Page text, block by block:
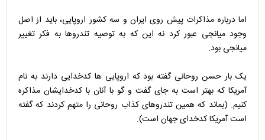
اما درباره مذاکرات پیش روی ایران و سه کشور اروپایی، باید از اصل
وجود میانجی عبور کرد نه این که به توصیه تندروها به فکر تغییر
میانجی بود.
یک بار حسن روحانی گفته بود که اروپایی ها کدخدایی دارند به نام
آمریکا که بهتر است به جای گفت و گو با آنان با کدخدایشان مذاکره
کنیم. (بماند که همین تندروهای کذاب روحانی را متهم کردند که گفته
است آمریکا کدخدای جهان است).